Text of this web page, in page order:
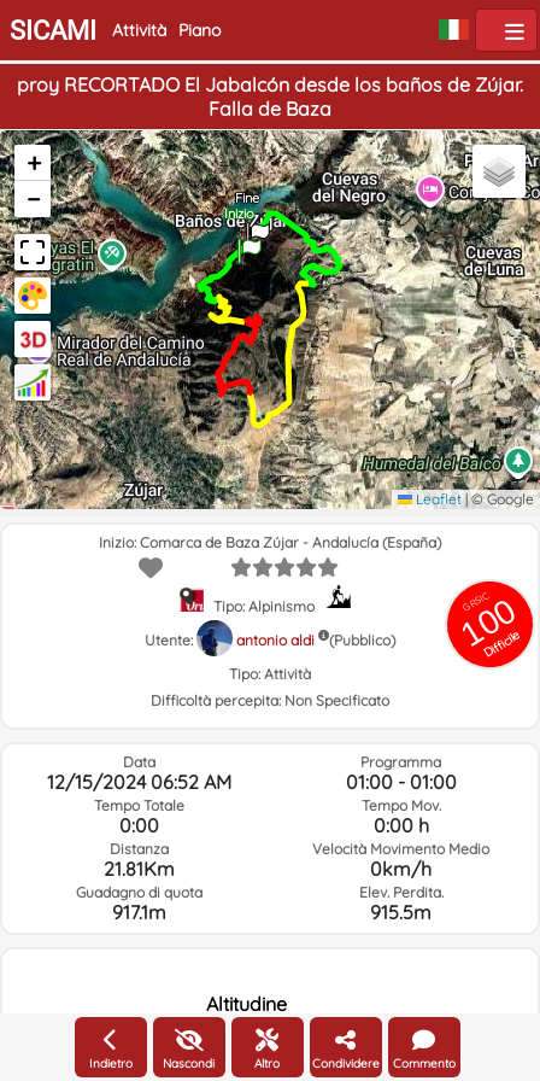
SICAMI Attività Piano
proy RECORTADO El Jabalcón desde los baños de Zújar.
Falla de Baza
Inizio
Fine
+
−
Leaflet |© Google
GRSIC
100
Difficile
Inizio: Comarca de Baza Zújar - Andalucía (España)
Tipo: Alpinismo
Utente:
antonio aldi
(Pubblico)
Tipo: Attività
Difficoltà percepita: Non Specificato
Data
12/15/2024 06:52 AM
Tempo Totale
0:00
Distanza
21.81Km
Guadagno di quota
917.1m
Programma
01:00 - 01:00
Tempo Mov.
0:00 h
Velocità Movimento Medio
0km/h
Elev. Perdita.
915.5m
Altitudine
Altitudine
Indietro Nascondi Altro Condividere Commento